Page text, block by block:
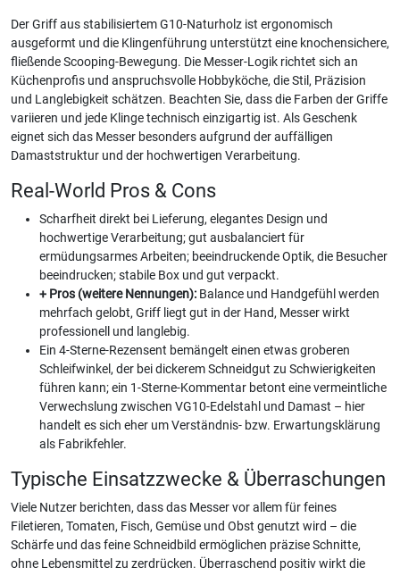
Der Griff aus stabilisiertem G10-Naturholz ist ergonomisch
ausgeformt und die Klingenführung unterstützt eine knochensichere,
fließende Scooping-Bewegung. Die Messer-Logik richtet sich an
Küchenprofis und anspruchsvolle Hobbyköche, die Stil, Präzision
und Langlebigkeit schätzen. Beachten Sie, dass die Farben der Griffe
variieren und jede Klinge technisch einzigartig ist. Als Geschenk
eignet sich das Messer besonders aufgrund der auffälligen
Damaststruktur und der hochwertigen Verarbeitung.
Real-World Pros & Cons
Scharfheit direkt bei Lieferung, elegantes Design und
hochwertige Verarbeitung; gut ausbalanciert für
ermüdungsarmes Arbeiten; beeindruckende Optik, die Besucher
beeindrucken; stabile Box und gut verpackt.
+ Pros (weitere Nennungen): Balance und Handgefühl werden
mehrfach gelobt, Griff liegt gut in der Hand, Messer wirkt
professionell und langlebig.
Ein 4-Sterne-Rezensent bemängelt einen etwas groberen
Schleifwinkel, der bei dickerem Schneidgut zu Schwierigkeiten
führen kann; ein 1-Sterne-Kommentar betont eine vermeintliche
Verwechslung zwischen VG10-Edelstahl und Damast – hier
handelt es sich eher um Verständnis- bzw. Erwartungsklärung
als Fabrikfehler.
Typische Einsatzzwecke & Überraschungen
Viele Nutzer berichten, dass das Messer vor allem für feines
Filetieren, Tomaten, Fisch, Gemüse und Obst genutzt wird – die
Schärfe und das feine Schneidbild ermöglichen präzise Schnitte,
ohne Lebensmittel zu zerdrücken. Überraschend positiv wirkt die